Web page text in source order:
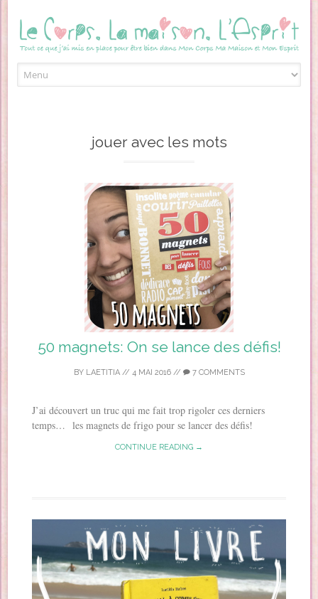
jouer avec les mots
50 magnets: On se lance des défis!
BY LAETITIA// 4 MAI 2016// 7 COMMENTS
J’ai découvert un truc qui me fait trop rigoler ces derniers
temps… les magnets de frigo pour se lancer des défis!
CONTINUE READING →